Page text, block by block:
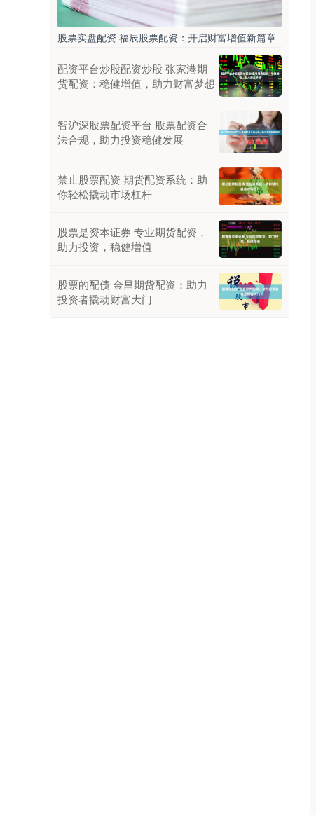
股票实盘配资 福辰股票配资：开启财富增值新篇章
配资平台炒股配资炒股 张家港期
货配资：稳健增值，助力财富梦想
智沪深股票配资平台 股票配资合
法合规，助力投资稳健发展
禁止股票配资 期货配资系统：助
你轻松撬动市场杠杆
股票是资本证券 专业期货配资，
助力投资，稳健增值
股票的配债 金昌期货配资：助力
投资者撬动财富大门